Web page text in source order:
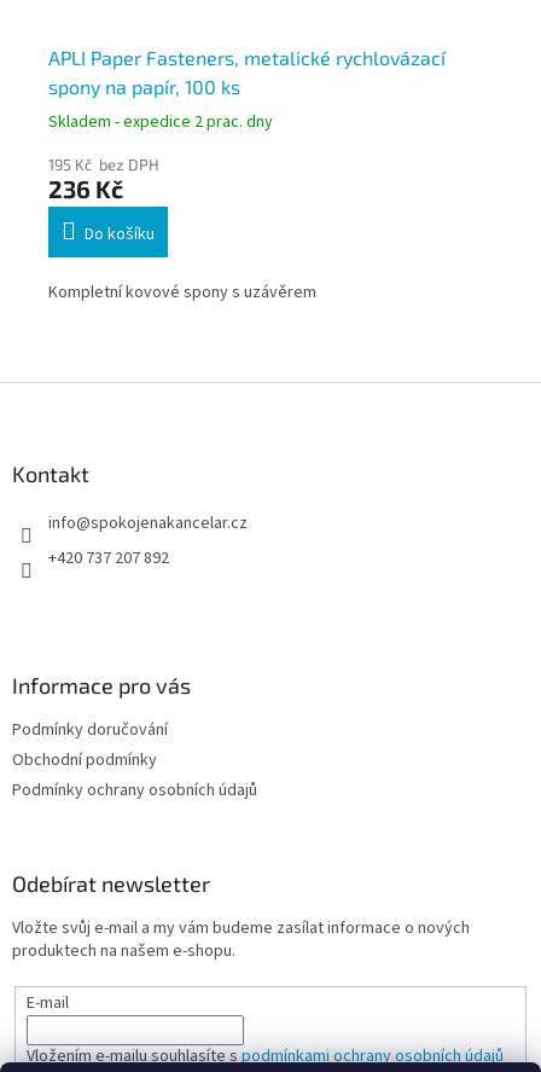
APLI Paper Fasteners, metalické rychlovázací
spony na papír, 100 ks
Skladem - expedice 2 prac. dny
195 Kč bez DPH
236 Kč
Do košíku
Kompletní kovové spony s uzávěrem
Kontakt
info@spokojenakancelar.cz
+420 737 207 892
Informace pro vás
Podmínky doručování
Obchodní podmínky
Podmínky ochrany osobních údajů
Odebírat newsletter
Vložte svůj e-mail a my vám budeme zasílat informace o nových
produktech na našem e-shopu.
E-mail
Vložením e-mailu souhlasíte spodmínkami ochrany osobních údajů